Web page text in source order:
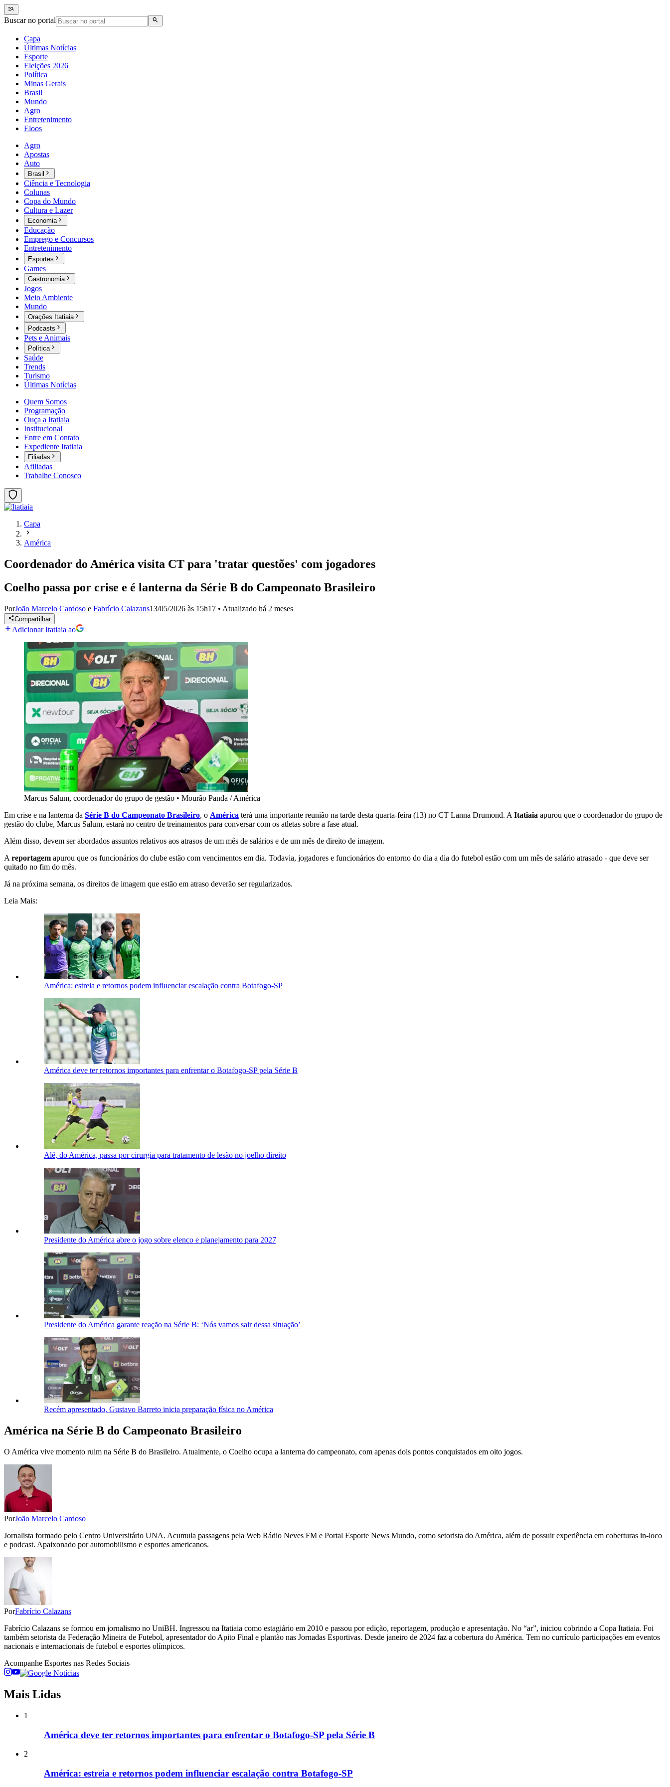
Buscar no portal
Capa
Últimas Notícias
Esporte
Eleições 2026
Política
Minas Gerais
Brasil
Mundo
Agro
Entretenimento
Eloos
Agro
Apostas
Auto
Brasil
Ciência e Tecnologia
Colunas
Copa do Mundo
Cultura e Lazer
Economia
Educação
Emprego e Concursos
Entretenimento
Esportes
Games
Gastronomia
Jogos
Meio Ambiente
Mundo
Orações Itatiaia
Podcasts
Pets e Animais
Política
Saúde
Trends
Turismo
Últimas Notícias
Quem Somos
Programação
Ouça a Itatiaia
Institucional
Entre em Contato
Expediente Itatiaia
Filiadas
Afiliadas
Trabalhe Conosco
Capa
América
Coordenador do América visita CT para 'tratar questões' com jogadores
Coelho passa por crise e é lanterna da Série B do Campeonato Brasileiro
PorJoão Marcelo Cardoso e Fabrício Calazans13/05/2026 às 15h17 • Atualizado há 2 meses
Compartilhar
Adicionar Itatiaia ao
Marcus Salum, coordenador do grupo de gestão • Mourão Panda / América
Em crise e na lanterna da Série B do Campeonato Brasileiro, o América terá uma importante reunião na tarde desta quarta-feira (13) no CT Lanna Drumond. A Itatiaia apurou que o coordenador do grupo de
gestão do clube, Marcus Salum, estará no centro de treinamentos para conversar com os atletas sobre a fase atual.
Além disso, devem ser abordados assuntos relativos aos atrasos de um mês de salários e de um mês de direito de imagem.
A reportagem apurou que os funcionários do clube estão com vencimentos em dia. Todavia, jogadores e funcionários do entorno do dia a dia do futebol estão com um mês de salário atrasado - que deve ser
quitado no fim do mês.
Já na próxima semana, os direitos de imagem que estão em atraso deverão ser regularizados.
Leia Mais:
América: estreia e retornos podem influenciar escalação contra Botafogo-SP
América deve ter retornos importantes para enfrentar o Botafogo-SP pela Série B
Alê, do América, passa por cirurgia para tratamento de lesão no joelho direito
Presidente do América abre o jogo sobre elenco e planejamento para 2027
Presidente do América garante reação na Série B: ‘Nós vamos sair dessa situação’
Recém apresentado, Gustavo Barreto inicia preparação física no América
América na Série B do Campeonato Brasileiro
O América vive momento ruim na Série B do Brasileiro. Atualmente, o Coelho ocupa a lanterna do campeonato, com apenas dois pontos conquistados em oito jogos.
PorJoão Marcelo Cardoso
Jornalista formado pelo Centro Universitário UNA. Acumula passagens pela Web Rádio Neves FM e Portal Esporte News Mundo, como setorista do América, além de possuir experiência em coberturas in-loco
e podcast. Apaixonado por automobilismo e esportes americanos.
PorFabrício Calazans
Fabrício Calazans se formou em jornalismo no UniBH. Ingressou na Itatiaia como estagiário em 2010 e passou por edição, reportagem, produção e apresentação. No “ar”, iniciou cobrindo a Copa Itatiaia. Foi
também setorista da Federação Mineira de Futebol, apresentador do Apito Final e plantão nas Jornadas Esportivas. Desde janeiro de 2024 faz a cobertura do América. Tem no currículo participações em eventos
nacionais e internacionais de futebol e esportes olímpicos.
Acompanhe Esportes nas Redes Sociais
Mais Lidas
1
América deve ter retornos importantes para enfrentar o Botafogo-SP pela Série B
2
América: estreia e retornos podem influenciar escalação contra Botafogo-SP